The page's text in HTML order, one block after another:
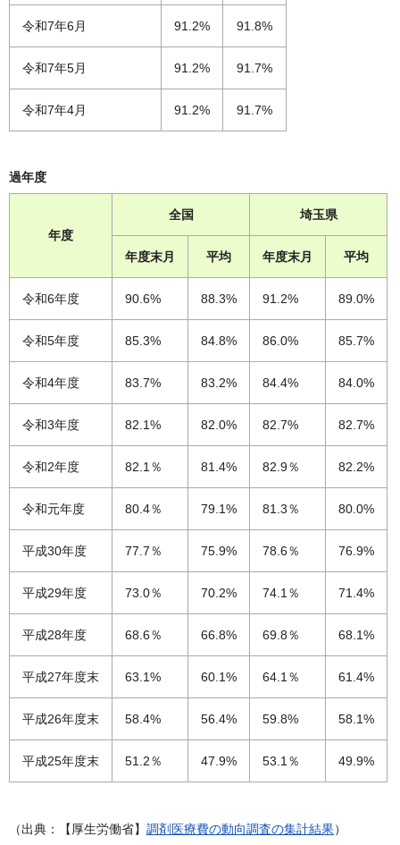
令和7年6月 91.2% 91.8%
令和7年5月 91.2% 91.7%
令和7年4月 91.2% 91.7%
過年度
年度
全国 埼玉県
年度末月 平均 年度末月 平均
令和6年度 90.6% 88.3% 91.2% 89.0%
令和5年度 85.3% 84.8% 86.0% 85.7%
令和4年度 83.7% 83.2% 84.4% 84.0%
令和3年度 82.1% 82.0% 82.7% 82.7%
令和2年度 82.1％ 81.4% 82.9％ 82.2%
令和元年度 80.4％ 79.1% 81.3％ 80.0%
平成30年度 77.7％ 75.9% 78.6％ 76.9%
平成29年度 73.0％ 70.2% 74.1％ 71.4%
平成28年度 68.6％ 66.8% 69.8％ 68.1%
平成27年度末 63.1% 60.1% 64.1％ 61.4%
平成26年度末 58.4% 56.4% 59.8% 58.1%
平成25年度末 51.2％ 47.9% 53.1％ 49.9%
（出典：【厚生労働省】 調剤医療費の動向調査の集計結果）